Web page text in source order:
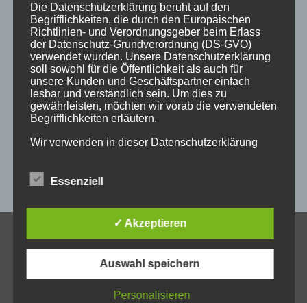
holzgeschenke holzpostkarten holzprodukte
holzschild holzschilder holzwaren individuell
kempten laser lasergravur lasergravuren messe
messestand post schild schilder schilder aus holz
sulzberg weihnachten weihnachtsgeschenke
KONTAKT
Allgäuer Holzschilder
Die Datenschutzerklärung beruht auf den
Begrifflichkeiten, die durch den Europäischen
Richtlinien- und Verordnungsgeber beim Erlass
der Datenschutz-Grundverordnung (DS-GVO)
verwendet wurden. Unsere Datenschutzerklärung
soll sowohl für die Öffentlichkeit als auch für
unsere Kunden und Geschäftspartner einfach
lesbar und verständlich sein. Um dies zu
gewährleisten, möchten wir vorab die verwendeten
Begrifflichkeiten erläutern.
Wir verwenden in dieser Datenschutzerklärung
a) personenbezogene Daten
Personenbezogene Daten sind alle Informationen,
die sich auf eine identifizierte oder identifizierbare
natürliche Person angesehen, die direkt oder
Essenziell
✓ Akzeptieren
Auswahl speichern
Personalisieren